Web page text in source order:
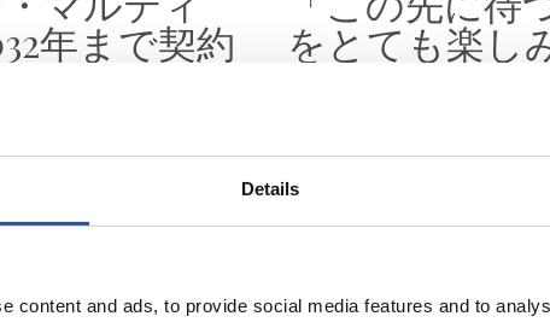
Details
content and ads, to provide social media features and to
年まで契約 をとても楽し
ている」